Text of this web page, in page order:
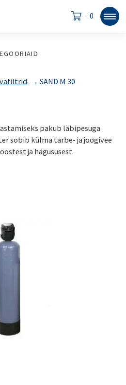
· 0
→ SAND M 30
pakub läbipesuga
sobib külma tarbe- ja joogivee
ja hägususest.